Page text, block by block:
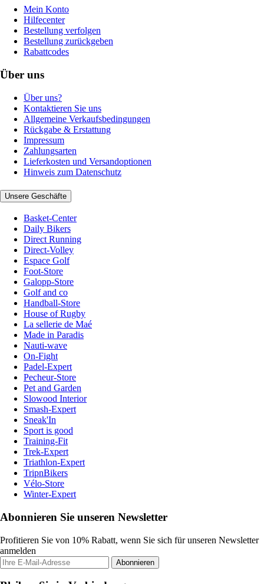
Mein Konto
Hilfecenter
Bestellung verfolgen
Bestellung zurückgeben
Rabattcodes
Über uns
Über uns?
Kontaktieren Sie uns
Allgemeine Verkaufsbedingungen
Rückgabe & Erstattung
Impressum
Zahlungsarten
Lieferkosten und Versandoptionen
Hinweis zum Datenschutz
Unsere Geschäfte
Basket-Center
Daily Bikers
Direct Running
Direct-Volley
Espace Golf
Foot-Store
Galopp-Store
Golf and co
Handball-Store
House of Rugby
La sellerie de Maé
Made in Paradis
Nauti-wave
On-Fight
Padel-Expert
Pecheur-Store
Pet and Garden
Slowood Interior
Smash-Expert
Sneak'In
Sport is good
Training-Fit
Trek-Expert
Triathlon-Expert
TripnBikers
Vélo-Store
Winter-Expert
Abonnieren Sie unseren Newsletter
Profitieren Sie von 10% Rabatt, wenn Sie sich für unseren Newsletter
anmelden
Abonnieren